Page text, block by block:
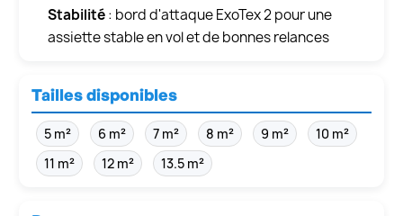
Stabilité: bord d'attaque ExoTex 2 pour une
assiette stable en vol et de bonnes relances
Tailles disponibles
5 m² 6 m² 7 m² 8 m² 9 m²
10 m²
11 m²
12 m² 13.5 m²